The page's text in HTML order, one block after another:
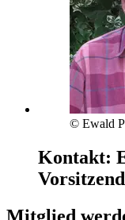
© Ewald
Kontakt:
Mitglied